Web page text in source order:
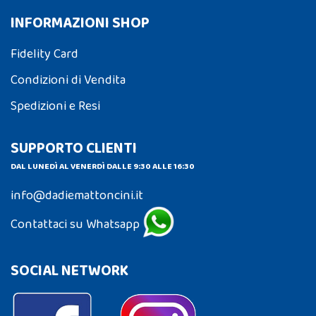
INFORMAZIONI SHOP
Fidelity Card
Condizioni di Vendita
Spedizioni e Resi
SUPPORTO CLIENTI
DAL LUNEDÌ AL VENERDÌ DALLE 9:30 ALLE 16:30
info@dadiemattoncini.it
Contattaci su Whatsapp
SOCIAL NETWORK